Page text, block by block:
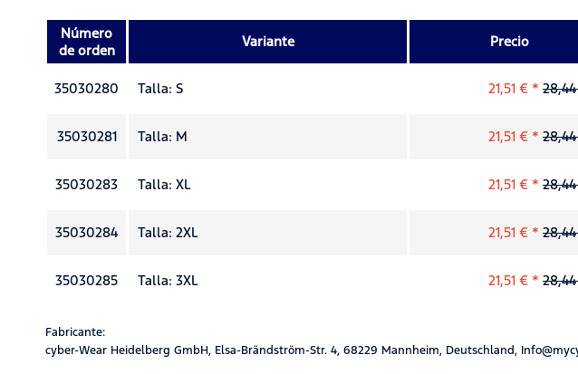
Número
de orden
Variante Precio
35030280 Talla: S 21,51 € *
35030281 Talla: M 21,51 € *
35030283 Talla: XL 21,51 € *
35030284 Talla: 2XL 21,51 € *
35030285 Talla: 3XL 21,51 € *
Fabricante:
cyber-Wear Heidelberg GmbH, Elsa-Brändström-Str. 4, 68229 Mannheim, Deutschland,